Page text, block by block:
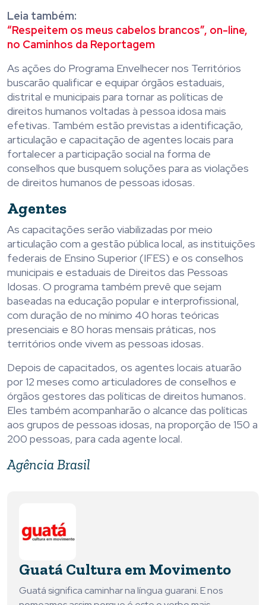
Leia também:
“Respeitem os meus cabelos brancos”, on-line,
no Caminhos da Reportagem
As ações do Programa Envelhecer nos Territórios
buscarão qualificar e equipar órgãos estaduais,
distrital e municipais para tornar as políticas de
direitos humanos voltadas à pessoa idosa mais
efetivas. Também estão previstas a identificação,
articulação e capacitação de agentes locais para
fortalecer a participação social na forma de
conselhos que busquem soluções para as violações
de direitos humanos de pessoas idosas.
Agentes
As capacitações serão viabilizadas por meio
articulação com a gestão pública local, as instituições
federais de Ensino Superior (IFES) e os conselhos
municipais e estaduais de Direitos das Pessoas
Idosas. O programa também prevê que sejam
baseadas na educação popular e interprofissional,
com duração de no mínimo 40 horas teóricas
presenciais e 80 horas mensais práticas, nos
territórios onde vivem as pessoas idosas.
Depois de capacitados, os agentes locais atuarão
por 12 meses como articuladores de conselhos e
órgãos gestores das políticas de direitos humanos.
Eles também acompanharão o alcance das políticas
aos grupos de pessoas idosas, na proporção de 150 a
200 pessoas, para cada agente local.
Agência Brasil
Guatá Cultura em Movimento
Guatá significa caminhar na língua guarani. E nos